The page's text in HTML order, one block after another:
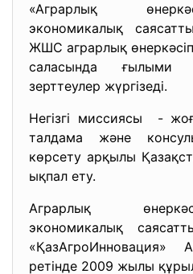
«Аграрлық
экономикалық
ЖШС аграрлық
саласында ғылыми
зерттеулер жүргізеді.
Негізгі миссиясы -
талдама және
көрсету арқылы
ықпал ету.
Аграрлық
экономикалық
ретінде 2009 жылы